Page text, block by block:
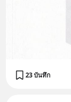
23 บันทึก